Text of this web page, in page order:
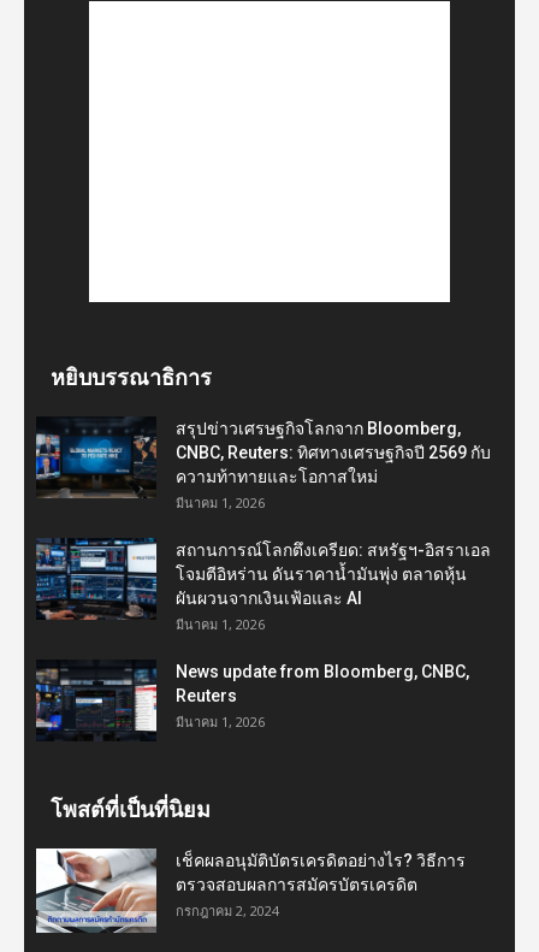
หยิบบรรณาธิการ
สรุปข่าวเศรษฐกิจโลกจาก Bloomberg,
CNBC, Reuters: ทิศทางเศรษฐกิจปี 2569 กับ
ความท้าทายและโอกาสใหม่
มีนาคม 1, 2026
สถานการณ์โลกตึงเครียด: สหรัฐฯ-อิสราเอล
โจมตีอิหร่าน ดันราคาน้ำมันพุ่ง ตลาดหุ้น
ผันผวนจากเงินเฟ้อและ AI
มีนาคม 1, 2026
News update from Bloomberg, CNBC,
Reuters
มีนาคม 1, 2026
โพสต์ที่เป็นที่นิยม
เช็คผลอนุมัติบัตรเครดิตอย่างไร? วิธีการ
ตรวจสอบผลการสมัครบัตรเครดิต
กรกฎาคม 2, 2024